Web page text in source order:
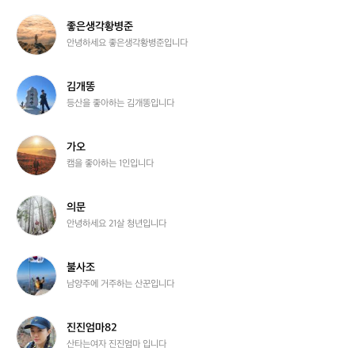
좋
은
생
황
병
준
좋은생각황병준
안녕하세요 좋은생각황병준입니다
김
개
똥
김개똥
등산을 좋아하는 김개똥입니다
가
오
가오
캠을 좋아하는 1인입니다
의
문
의문
안녕하세요 21살 청년입니다
불
사
조
불사조
남양주에 거주하는 산꾼입니다
진
진
진진엄마82
산타는여자 진진엄마 입니다